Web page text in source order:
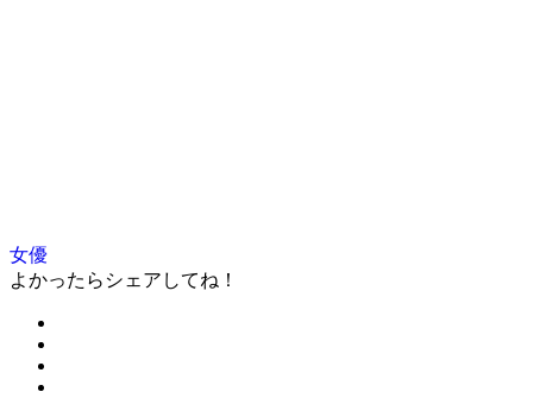
女優
よかったらシェアしてね！